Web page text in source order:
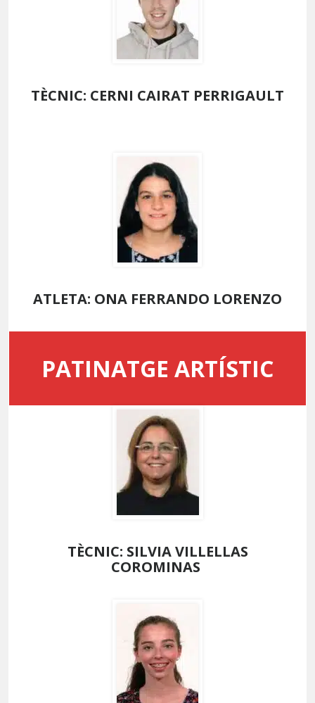
TÈCNIC: CERNI CAIRAT PERRIGAULT
ATLETA: ONA FERRANDO LORENZO
PATINATGE ARTÍSTIC
TÈCNIC: SILVIA VILLELLAS
COROMINAS